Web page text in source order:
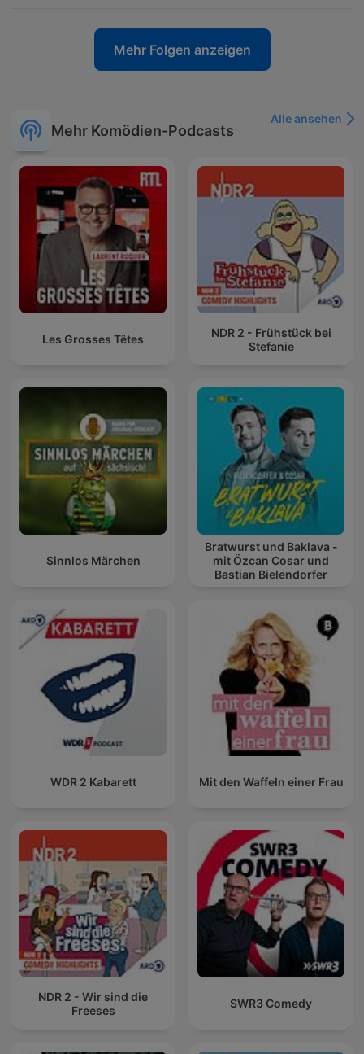
Mehr Folgen anzeigen
Mehr Komödien-Podcasts
Alle ansehen
Les Grosses Têtes
NDR 2 - Frühstück bei
Stefanie
Sinnlos Märchen
Bratwurst und Baklava -
mit Özcan Cosar und
Bastian Bielendorfer
WDR 2 Kabarett Mit den Waffeln einer Frau
NDR 2 - Wir sind die
Freeses
SWR3 Comedy